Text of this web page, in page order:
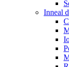
Inneal